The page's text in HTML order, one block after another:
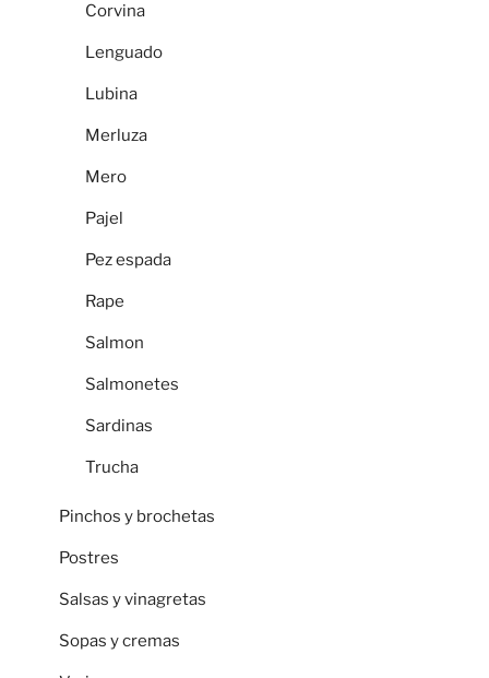
Corvina
Lenguado
Lubina
Merluza
Mero
Pajel
Pez espada
Rape
Salmon
Salmonetes
Sardinas
Trucha
Pinchos y brochetas
Postres
Salsas y vinagretas
Sopas y cremas